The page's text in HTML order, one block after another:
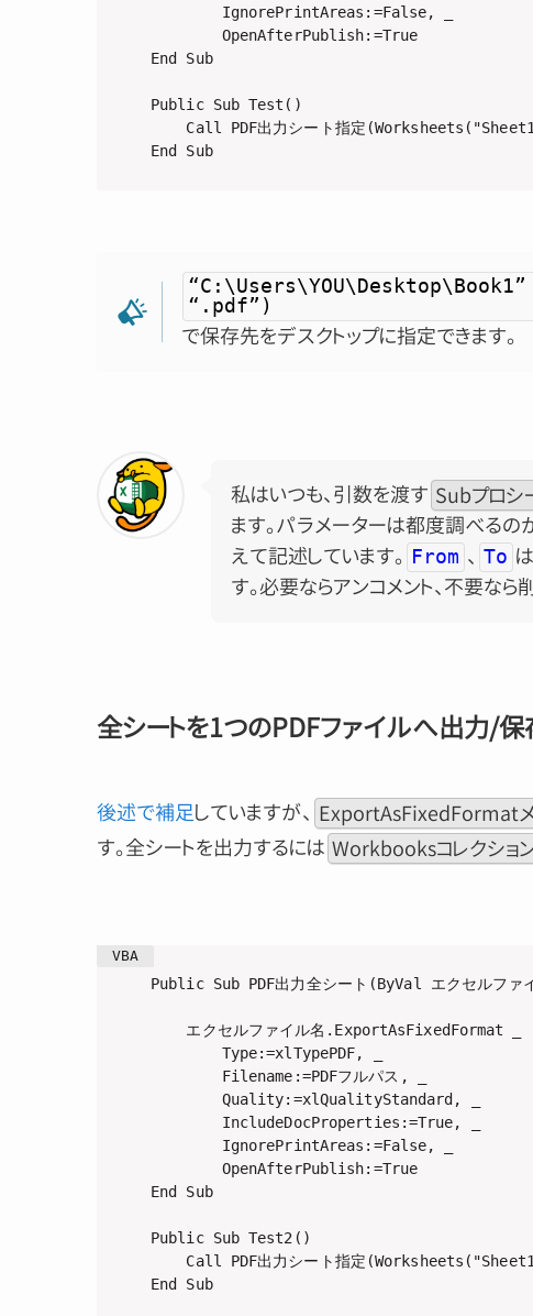
        IgnorePrintAreas:=False, _
        OpenAfterPublish:=True
End Sub
Public Sub Test()
Call PDF出力シート指定
End Sub
“.pdf”)
で保存先をデスクトップに指定できます。
私はいつも、引数を渡す Subプロシ
ます。パラメーターは都度調べる
えて記述しています。 From 、 To
す。必要ならアンコメント、不要なら
全シートを1つのPDFファイルへ出力/保
後述で補足していますが、 ExportAsFixedFormatメ
す。全シートを出力するには Workbooksコレクショ
Public Sub PDF出力全シート(ByVal エクセルフ
    エクセルファイル名.ExportAsFixedFormat _
        Type:=xlTypePDF, _
        Filename:=PDFフルパス, _
        Quality:=xlQualityStandard, _
        IncludeDocProperties:=True, _
        IgnorePrintAreas:=False, _
        OpenAfterPublish:=True
End Sub
Public Sub Test2()
Call PDF出力シート指定
End Sub